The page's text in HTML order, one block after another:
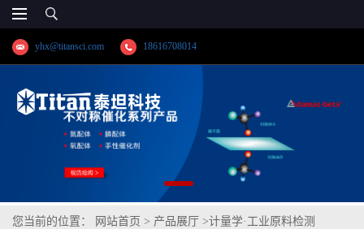
yhx@titansci.com 18616708014
您当前的位置： 网站首页 > 产品展厅 >计量学·工业原料检测